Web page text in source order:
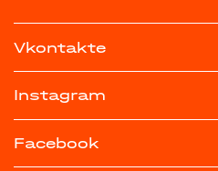
Vkontakte
Instagram
Facebook